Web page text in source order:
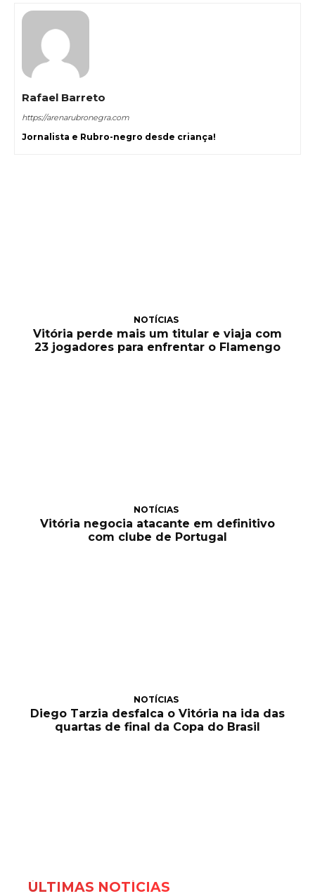
Rafael Barreto
https://arenarubronegra.com
Jornalista e Rubro-negro desde criança!
NOTÍCIAS
Vitória perde mais um titular e viaja com
23 jogadores para enfrentar o Flamengo
NOTÍCIAS
Vitória negocia atacante em definitivo
com clube de Portugal
NOTÍCIAS
Diego Tarzia desfalca o Vitória na ida das
quartas de final da Copa do Brasil
ÚLTIMAS NOTÍCIAS